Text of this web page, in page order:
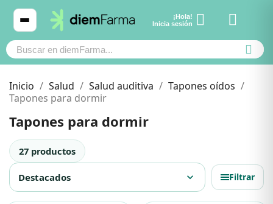
Cosmética
Bebé y mamá
Cabello
¡Hola!
Inicia sesión
Ver carrito
Cosmética
Bebé y mamá
Cabello
Inicio Salud Salud auditiva
Tapones oídos
Tapones para dormir
Tapones para dormir
27 productos
Destacados expand_more Filtrar